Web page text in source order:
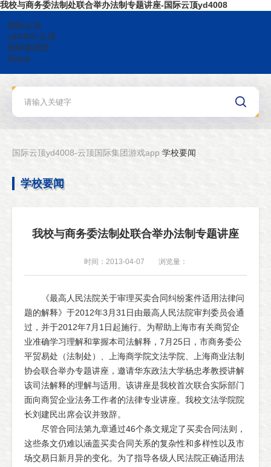
我校与商务委法制处联合举办法制专题讲座-国际云顶yd4008
国际云顶
yd4008-云顶
国际集团游
戏app
国际云顶yd4008-云顶国际集团游戏app 学校要闻
学校要闻
我校与商务委法制处联合举办法制专题讲座
时间：2013-04-07 浏览量：
《最高人民法院关于审理买卖合同纠纷案件适用法律问
题的解释》于2012年3月31日由最高人民法院审判委员会通
过，并于2012年7月1日起施行。为帮助上海市有关商贸企
业准确学习理解和掌握本司法解释，7月25日，市商务委公
平贸易处（法制处）、上海商学院文法学院、上海商业法制
协会联合举办专题讲座，邀请华东政法大学杨忠孝教授讲解
该司法解释的理解与适用。该讲座是我校首次联合实际部门
面向商贸企业法务工作者的法律专业讲座。我校文法学院院
长刘建民出席会议并致辞。
尽管合同法第九章通过46个条文规定了买卖合同法则，
这些条文仍难以涵盖买卖合同关系的复杂性和多样性以及市
场交易日新月异的变化。为了指导各级人民法院正确适用法